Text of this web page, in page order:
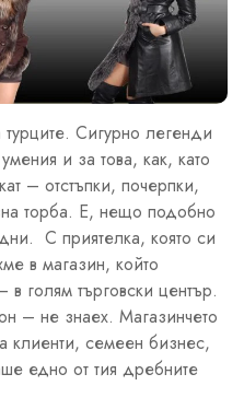
Сигурно легенди
и за това, как, като
– отстъпки, почерпки,
торба. Е, нещо подобно
С приятелка, която си
в магазин, който
голям търговски център.
– не знаех. Магазинчето
клиенти, семеен бизнес,
едно от тия дребните